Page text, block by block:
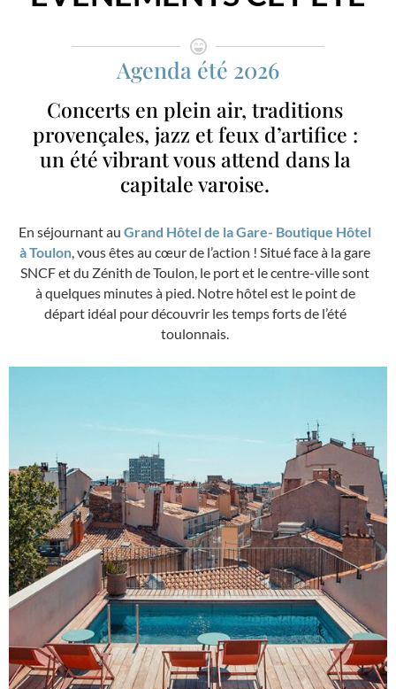
Agenda été 2026
Concerts en plein air, traditions
provençales, jazz et feux d’artifice :
un été vibrant vous attend dans la
capitale varoise.
En séjournant auGrand Hôtel de la Gare- Boutique Hôtel
à Toulon, vous êtes au cœur de l’action ! Situé face à la gare
SNCF et du Zénith de Toulon, le port et le centre-ville sont
à quelques minutes à pied. Notre hôtel est le point de
départ idéal pour découvrir les temps forts de l’été
toulonnais.